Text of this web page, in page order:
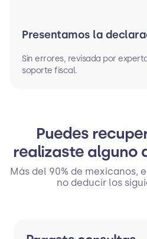
Presentamos la
Sin errores, revisada por
soporte fiscal.
Puedes
realizaste alguno
Más del 90% de mexicanos,
no deducir los